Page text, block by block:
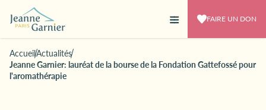
FAIRE UN DON
AccueilActualités
Jeanne Garnier: lauréat de la bourse de la Fondation Gattefossé pour
l'aromathérapie